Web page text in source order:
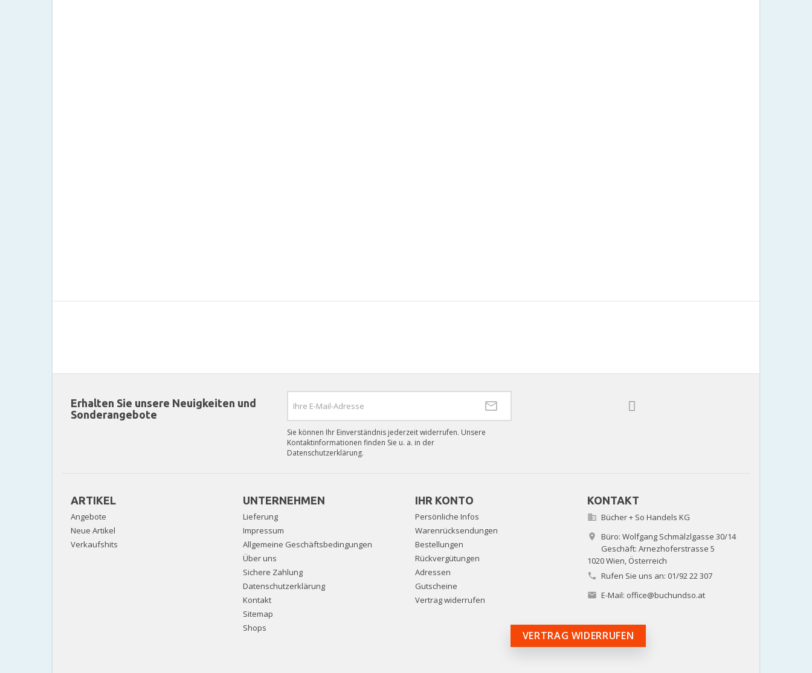
Erhalten Sie unsere Neuigkeiten und
Sonderangebote
Sie können Ihr Einverständnis jederzeit widerrufen. Unsere
Kontaktinformationen finden Sie u. a. in der
Datenschutzerklärung.
ARTIKEL
Angebote
Neue Artikel
Verkaufshits
UNTERNEHMEN
Lieferung
Impressum
Allgemeine Geschäftsbedingungen
Über uns
Sichere Zahlung
Datenschutzerklärung
Kontakt
Sitemap
Shops
IHR KONTO
Persönliche Infos
Warenrücksendungen
Bestellungen
Rückvergütungen
Adressen
Gutscheine
Vertrag widerrufen
KONTAKT
 Bücher + So Handels KG

Büro: Wolfgang Schmälzlgasse 30/14
Geschäft: Arnezhoferstrasse 5
1020 Wien, Österreich
 Rufen Sie uns an: 01/92 22 307
 E-Mail: office@buchundso.at
VERTRAG WIDERRUFEN